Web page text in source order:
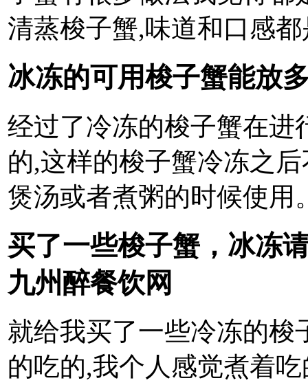
清蒸梭子蟹,味道和口感
冰冻的可用梭子蟹能放
经过了冷冻的梭子蟹在进
的,这样的梭子蟹冷冻之
煲汤或者煮粥的时候使用
买了一些梭子蟹，冰冻
九州醉餐饮网
就给我买了一些冷冻的梭
的吃的,我个人感觉煮着